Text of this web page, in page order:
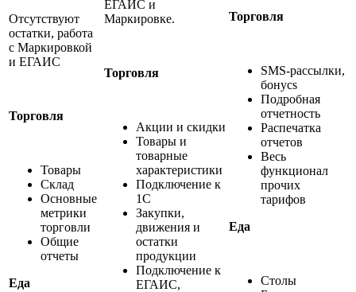
Отсутствуют
остатки, работа
с Маркировкой
и ЕГАИС
Торговля
Товары
Cклад
Основные
метрики
торговли
Общие
отчеты
Еда
ЕГАИС и
Маркировке.
Торговля
Акции и скидки
Товары и
товарные
характеристики
Подключение к
1С
Закупки,
движения и
остатки
продукции
Подключение к
ЕГАИС,
Торговля
SMS-рассылки,
бонусs
Подробная
отчетность
Распечатка
отчетов
Весь
функционал
прочих
тарифов
Еда
Столы